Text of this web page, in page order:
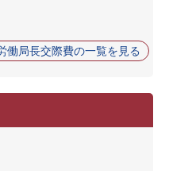
働局長交際費の一覧を見る